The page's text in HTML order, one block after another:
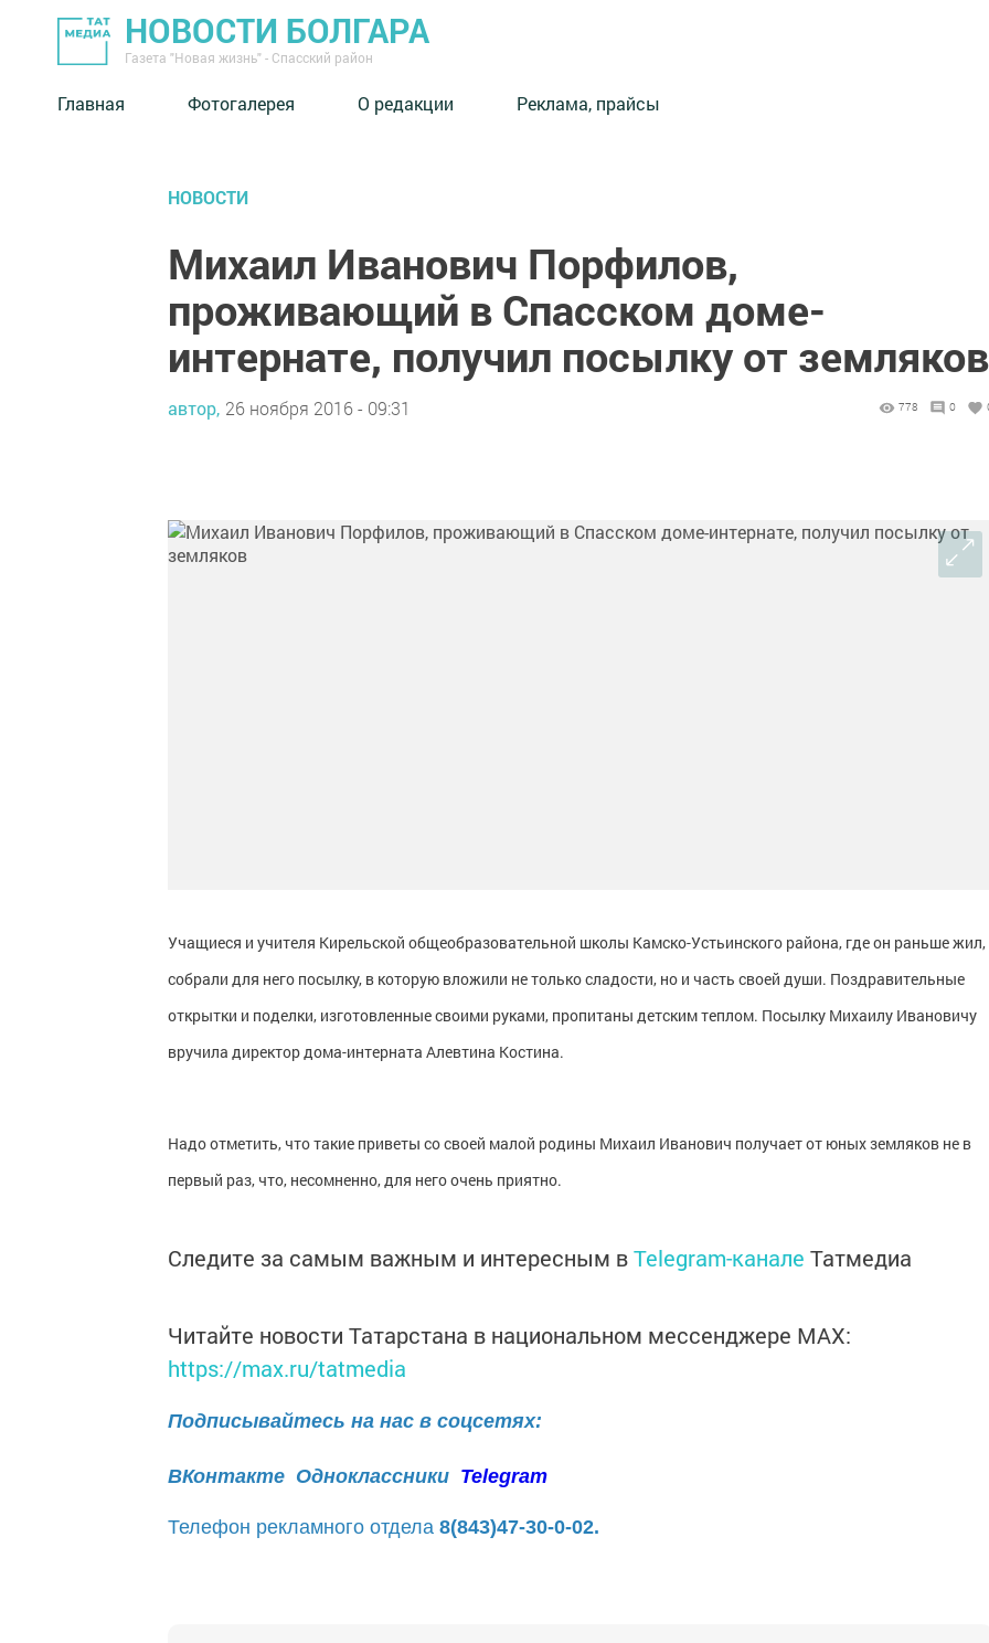
НОВОСТИ БОЛГАРА
Газета "Новая жизнь" - Спасский район
Главная Фотогалерея О редакции Реклама, прайсы
НОВОСТИ
Михаил Иванович Порфилов,
проживающий в Спасском доме-
интернате, получил посылку от земляков
автор, 26 ноября 2016 - 09:31 778 0
Учащиеся и учителя Кирельской общеобразовательной школы Камско-Устьинского района, где он раньше жил,
собрали для него посылку, в которую вложили не только сладости, но и часть своей души. Поздравительные
открытки и поделки, изготовленные своими руками, пропитаны детским теплом. Посылку Михаилу Ивановичу
вручила директор дома-интерната Алевтина Костина.
Надо отметить, что такие приветы со своей малой родины Михаил Иванович получает от юных земляков не в
первый раз, что, несомненно, для него очень приятно.
Следите за самым важным и интересным вTelegram-канале Татмедиа
Читайте новости Татарстана в национальном мессенджере MАХ:
https://max.ru/tatmedia
Подписывайтесь на нас в соцсетях:
ВКонтакте Одноклассники Telegram
Телефон рекламного отдела 8(843)47-30-0-02.